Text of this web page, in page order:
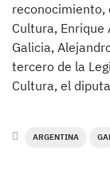
reconocimiento,
Cultura, Enrique
Galicia,
tercero de la
Cultura, el
ARGENTINA